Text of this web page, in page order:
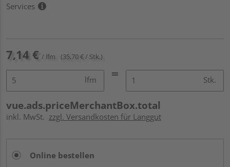
Services
7,14 € / lfm (35,70 € / Stk.)
lfm Stk.
vue.ads.priceMerchantBox.total
inkl. MwSt. zzgl. Versandkosten für Langgut
Online bestellen